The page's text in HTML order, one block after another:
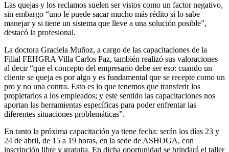
Las quejas y los reclamos suelen ser vistos como un factor negativo,
sin embargo “uno le puede sacar mucho más rédito si lo sabe
manejar y si tiene un sistema que lleve a una solución posible”,
destacó la profesional.
La doctora Graciela Muñoz, a cargo de las capacitaciones de la
Filial FEHGRA Villa Carlos Paz, también realizó sus valoraciones
al decir “que el concepto del empresario debe ser eso: cuando un
cliente se queja es por algo y es fundamental que se recepte como un
pro y no una contra. Esto es lo que tenemos que transferir los
propietarios a los empleados; y este sentido las capacitaciones nos
aportan las herramientas específicas para poder enfrentar las
diferentes situaciones problemáticas”.
En tanto la próxima capacitación ya tiene fecha: serán los días 23 y
24 de abril, de 15 a 19 horas, en la sede de ASHOGA, con
inscripción libre y gratuita. En dicha oportunidad se brindará el taller